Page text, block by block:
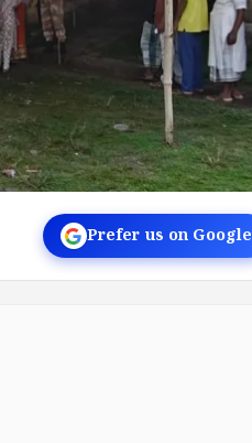
Prefer us on Google